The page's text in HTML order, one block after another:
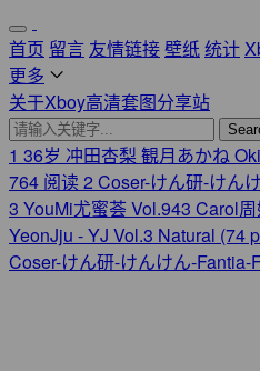
首页 留言 友情链接壁纸统计
更多
关于Xboy高清套图分享站
1 36岁 冲田杏梨 観月あかね
764 阅读 2 Coser-けん研-けん
3 YouMi尤蜜荟 Vol.943 Carol
YeonJju - YJ Vol.3 Natural (74
Coser-けん研-けんけん-Fantia-